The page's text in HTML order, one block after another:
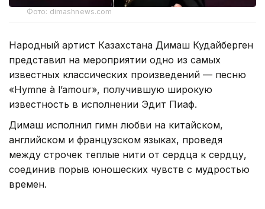
Фото: dimashnews.com
Народный артист Казахстана Димаш Кудайберген
представил на мероприятии одно из самых
известных классических произведений — песню
«Hymne à l’amour», получившую широкую
известность в исполнении Эдит Пиаф.
Димаш исполнил гимн любви на китайском,
английском и французском языках, проведя
между строчек теплые нити от сердца к сердцу,
соединив порыв юношеских чувств с мудростью
времен.